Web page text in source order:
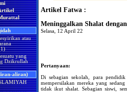
atau
yang
Dzikrullah
aliran)
Artikel Fatwa :
Meninggalkan Shalat
Selasa, 12 April 22
Pertanyaan:
Di sebagian sekolah, para
mempersilakan mereka yang
tidak ikut shalat. Sebagian siswi,